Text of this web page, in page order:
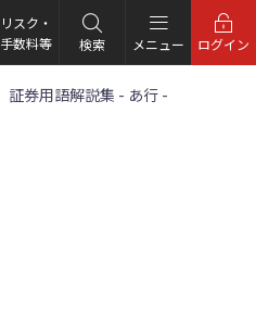
リスク・
手数料等
検索 メニュー ログイン
証券用語解説集 - あ行 -